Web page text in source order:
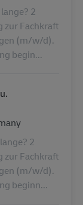
2
zur Fachkraft
(m/w/d).
begin...
2
zur Fachkraft
(m/w/d).
beginn...